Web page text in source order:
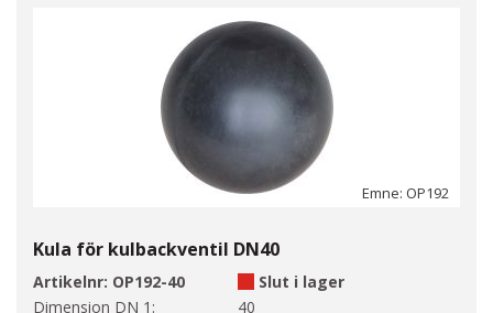
Emne: OP192
Kula för kulbackventil DN40
Artikelnr: OP192-40
Slut i lager
Dimension DN 1:
40